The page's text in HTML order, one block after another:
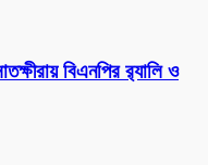
বিএনপির র‌্যালি ও